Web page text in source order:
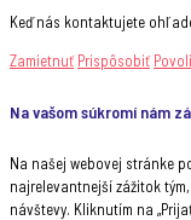
Keď nás kontaktujete
Zamietnuť Prispôsobiť
Na vašom súkromí nám
Na našej webovej stránke
najrelevantnejší zážitok
návštevy. Kliknutím na